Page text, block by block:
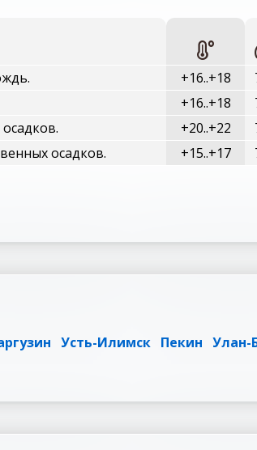
+16..+18
+16..+18
+20..+22
осадков. +15..+17
Усть-Илимск Пекин Улан-